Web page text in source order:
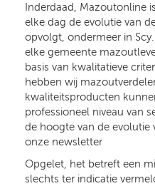
Inderdaad, Mazoutonline
elke dag de evolutie van
opvolgt, ondermeer in
elke gemeente
basis van kwalitatieve
hebben wij
kwaliteitsproducten
professioneel niveau van
de hoogte van de evolutie
onze newsletter
Opgelet, het betreft een
slechts ter indicatie